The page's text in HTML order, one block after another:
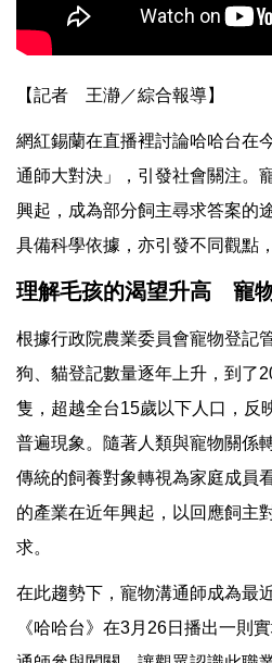
【記者 王瀞／綜合報導】
網紅錫蘭在直播裡討論哈哈台在
通師大對決」，引發社會關注。
興起，成為部分飼主尋求答案的
具備科學依據，亦引發不同觀點
理解毛孩的渴望升高 寵
根據行政院農業委員會寵物登記
狗、貓登記數量逐年上升，到了
隻，超越全台15歲以下人口，反
普遍現象。隨著人類與寵物關係
傳統的飼養對象轉視為家庭成員
的產業在近年興起，以回應飼主
求。
在此趨勢下，寵物溝通師成為最
《哈哈台》在3月26日播出一則